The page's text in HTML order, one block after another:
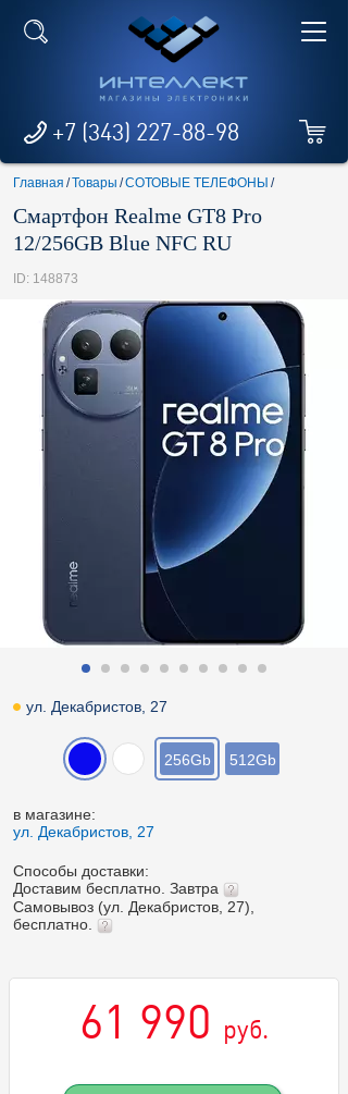
+7 (343) 227-88-98
Главная /Товары /СОТОВЫЕ ТЕЛЕФОНЫ /
Смартфон Realme GT8 Pro
12/256GB Blue NFC RU
ID: 148873
ул. Декабристов, 27
256Gb 512Gb
в магазине:
ул. Декабристов, 27
Способы доставки:
Доставим бесплатно. Завтра
Самовывоз (ул. Декабристов, 27),
бесплатно.
61 990 руб.